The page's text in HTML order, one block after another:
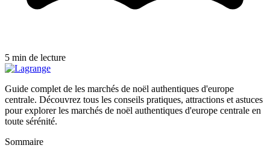
5 min de lecture
Guide complet de les marchés de noël authentiques d'europe
centrale. Découvrez tous les conseils pratiques, attractions et astuces
pour explorer les marchés de noël authentiques d'europe centrale en
toute sérénité.
Sommaire